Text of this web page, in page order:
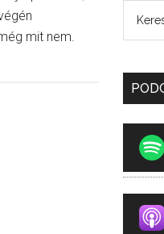
mit nem.